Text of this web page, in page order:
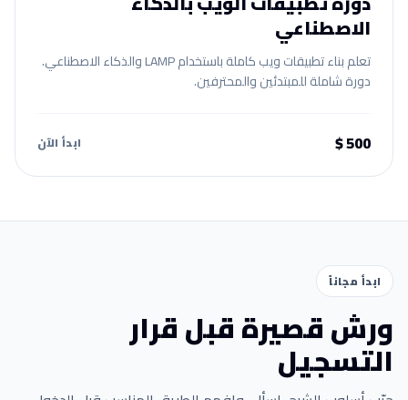
الاصطناعي
تعلم بناء تطبيقات ويب كاملة باستخدام LAMP والذكاء الاصطناعي.
دورة شاملة للمبتدئين والمحترفين.
500 $ ابدأ الآن
ابدأ مجاناً
ورش قصيرة قبل قرار
التسجيل